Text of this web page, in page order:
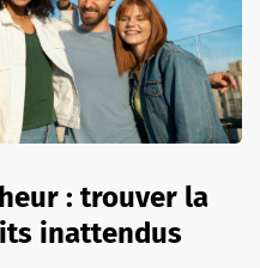
: trouver la
inattendus